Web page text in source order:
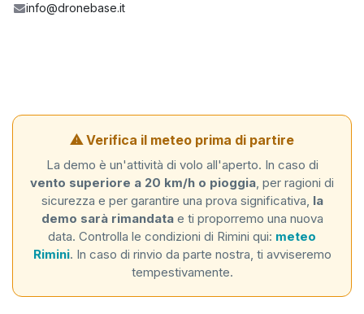
info@dronebase.it
⚠ Verifica il meteo prima di partire
La demo è un'attività di volo all'aperto. In caso di
vento superiore a 20 km/h o pioggia, per ragioni di
sicurezza e per garantire una prova significativa, la
demo sarà rimandatae ti proporremo una nuova
data. Controlla le condizioni di Rimini qui: meteo
Rimini. In caso di rinvio da parte nostra, ti avviseremo
tempestivamente.